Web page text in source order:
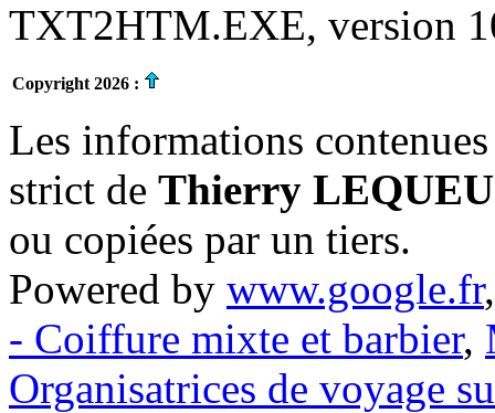
TXT2HTM.EXE, version
Copyright 2026 :
Les informations
strict de Thierry LEQUEU
ou copiées par un tiers.
Powered by www.google.fr
- Coiffure mixte et barbier,
Organisatrices de voyage